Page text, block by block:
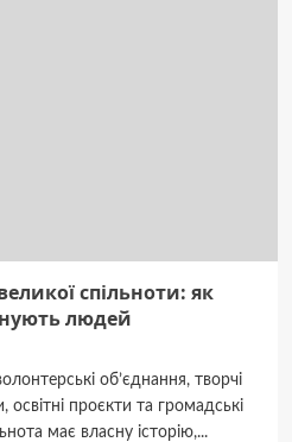
спільноти: як
людей
об’єднання, творчі
освітні проєкти та громадські
має власну історію,...